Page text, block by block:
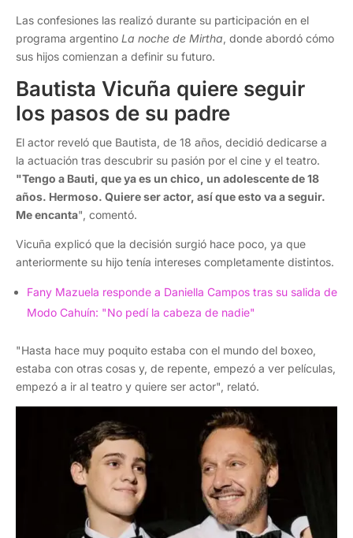
Las confesiones las realizó durante su participación en el
programa argentino La noche de Mirtha, donde abordó cómo
sus hijos comienzan a definir su futuro.
Bautista Vicuña quiere seguir
los pasos de su padre
El actor reveló que Bautista, de 18 años, decidió dedicarse a
la actuación tras descubrir su pasión por el cine y el teatro.
"Tengo a Bauti, que ya es un chico, un adolescente de 18
años. Hermoso. Quiere ser actor, así que esto va a seguir.
Me encanta", comentó.
Vicuña explicó que la decisión surgió hace poco, ya que
anteriormente su hijo tenía intereses completamente distintos.
Fany Mazuela responde a Daniella Campos tras su salida de
Modo Cahuín: "No pedí la cabeza de nadie"
"Hasta hace muy poquito estaba con el mundo del boxeo,
estaba con otras cosas y, de repente, empezó a ver películas,
empezó a ir al teatro y quiere ser actor", relató.